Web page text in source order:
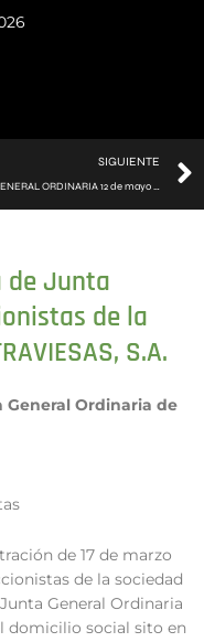
SIGUIENTE
JUNTA GENERAL ORDINARIA 12 de mayo de 2026
de Junta
de la
S.A.
Ordinaria de
de 17 de marzo
de la sociedad
Junta General Ordinaria
domicilio social sito en